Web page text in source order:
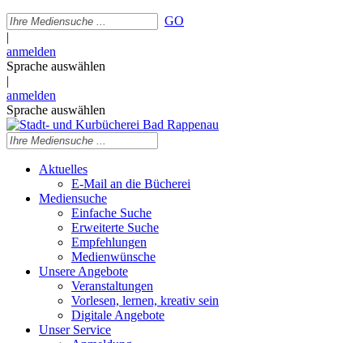
GO
|
anmelden
Sprache auswählen
|
anmelden
Sprache auswählen
Aktuelles
E-Mail an die Bücherei
Mediensuche
Einfache Suche
Erweiterte Suche
Empfehlungen
Medienwünsche
Unsere Angebote
Veranstaltungen
Vorlesen, lernen, kreativ sein
Digitale Angebote
Unser Service